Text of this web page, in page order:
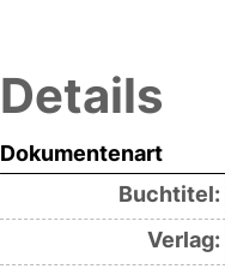
Details
Dokumentenart
Buchtitel:
Verlag: